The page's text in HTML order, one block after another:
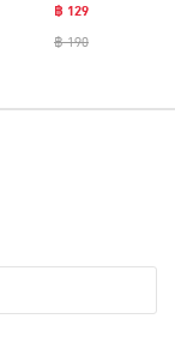
฿ 129
฿ 190